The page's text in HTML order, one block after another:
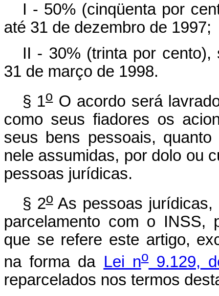
I - 50% (cinqüenta por
até 31 de dezembro de 1997;
II - 30% (trinta por cento),
31 de março de 1998.
§ 1oO acordo será
como seus fiadores os
seus bens pessoais,
nele assumidas, por dolo ou
pessoas jurídicas.
§ 2oAs pessoas jurídicas,
parcelamento com o INSS,
que se refere este artigo,
na forma da Lei no9.129,
reparcelados nos termos